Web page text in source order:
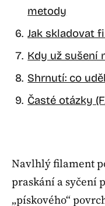
metody
Jak skladovat
Kdy už sušení
Shrnutí: co
Časté otázky
Navlhlý filament
praskání a syčení
„pískového“